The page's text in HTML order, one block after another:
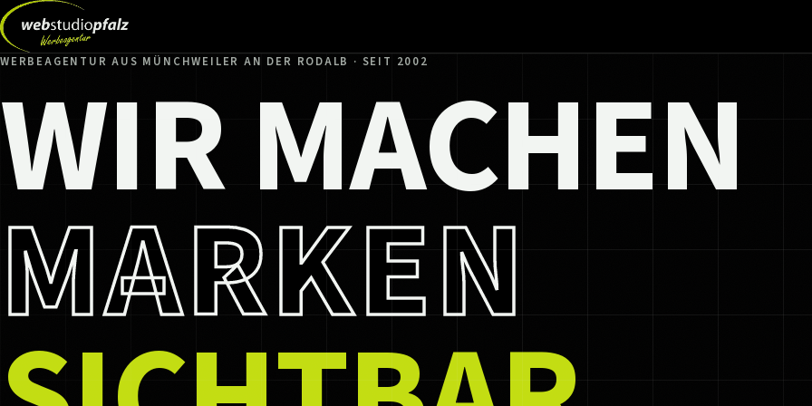
WERBEAGENTUR AUS MÜNCHWEILER AN DER RODALB · SEIT 2002
WIR MACHEN
MARKEN